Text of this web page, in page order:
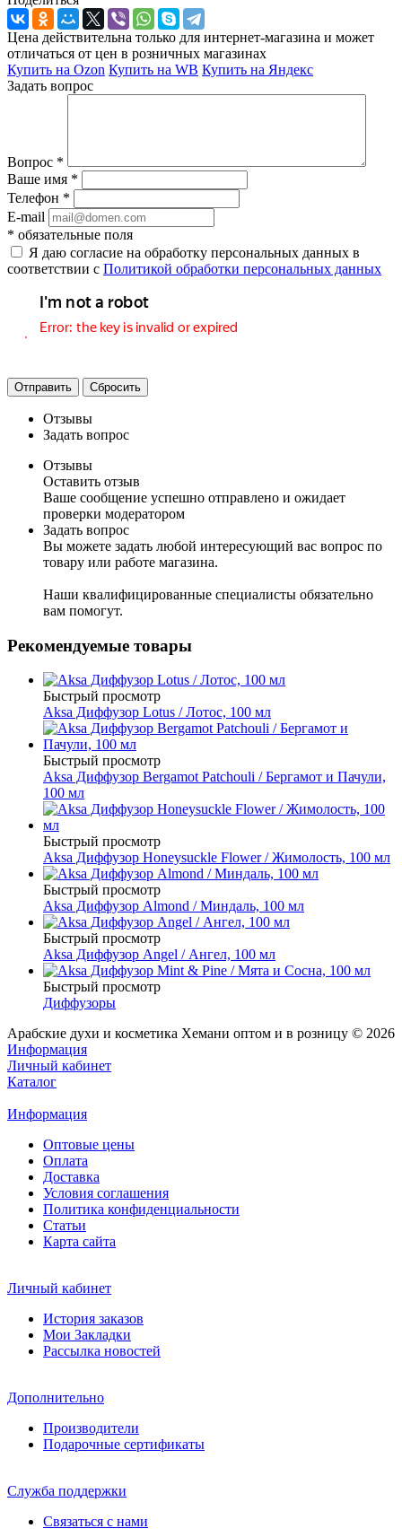
Цена действительна только для интернет-магазина и может
отличаться от цен в розничных магазинах
Купить на Ozon Купить на WB Купить на Яндекс
Задать вопрос
Вопрос *
Ваше имя *
Телефон *
E-mail
* обязательные поля
Я даю согласие на обработку персональных данных в
соответствии с Политикой обработки персональных данных
Отправить Сбросить
Отзывы
Задать вопрос
Отзывы
Оставить отзыв
Ваше сообщение успешно отправлено и ожидает
проверки модератором
Задать вопрос
Вы можете задать любой интересующий вас вопрос по
товару или работе магазина.
Наши квалифицированные специалисты обязательно
вам помогут.
Рекомендуемые товары
Быстрый просмотр
Aksa Диффузор Lotus / Лотос, 100 мл
Быстрый просмотр
Aksa Диффузор Bergamot Patchouli / Бергамот и Пачули,
100 мл
Быстрый просмотр
Aksa Диффузор Honeysuckle Flower / Жимолость, 100 мл
Быстрый просмотр
Aksa Диффузор Almond / Миндаль, 100 мл
Быстрый просмотр
Aksa Диффузор Angel / Ангел, 100 мл
Быстрый просмотр
Диффузоры
Арабские духи и косметика Хемани оптом и в розницу © 2026
Информация
Личный кабинет
Каталог
Информация
Оптовые цены
Оплата
Доставка
Условия соглашения
Политика конфиденциальности
Статьи
Карта сайта
Личный кабинет
История заказов
Мои Закладки
Рассылка новостей
Дополнительно
Производители
Подарочные сертификаты
Служба поддержки
Связаться с нами